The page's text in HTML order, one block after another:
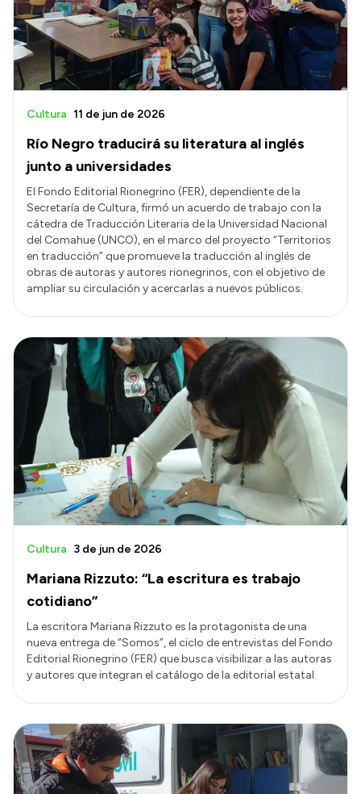
Río Negro traducirá su literatura al inglés
junto a universidades
Cultura 11 de jun de 2026
El Fondo Editorial Rionegrino (FER), dependiente de la
Secretaría de Cultura, firmó un acuerdo de trabajo con la
cátedra de Traducción Literaria de la Universidad Nacional
del Comahue (UNCO), en el marco del proyecto “Territorios
en traducción” que promueve la traducción al inglés de
obras de autoras y autores rionegrinos, con el objetivo de
ampliar su circulación y acercarlas a nuevos públicos.
Mariana Rizzuto: “La escritura es trabajo
cotidiano”
Cultura 3 de jun de 2026
La escritora Mariana Rizzuto es la protagonista de una
nueva entrega de “Somos”, el ciclo de entrevistas del Fondo
Editorial Rionegrino (FER) que busca visibilizar a las autoras
y autores que integran el catálogo de la editorial estatal.